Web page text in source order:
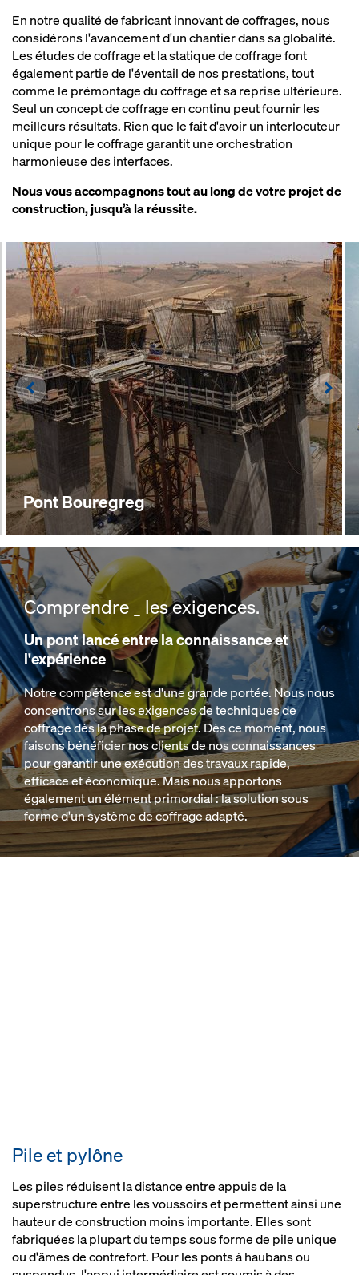
En notre qualité de fabricant innovant de coffrages, nous
considérons l'avancement d'un chantier dans sa globalité.
Les études de coffrage et la statique de coffrage font
également partie de l'éventail de nos prestations, tout
comme le prémontage du coffrage et sa reprise ultérieure.
Seul un concept de coffrage en continu peut fournir les
meilleurs résultats. Rien que le fait d'avoir un interlocuteur
unique pour le coffrage garantit une orchestration
harmonieuse des interfaces.
Nous vous accompagnons tout au long de votre projet de
construction, jusqu’à la réussite.
Pont Bouregreg
Left
Comprendre _ les exigences.
Un pont lancé entre la connaissance et
l'expérience
Notre compétence est d'une grande portée. Nous nous
concentrons sur les exigences de techniques de
coffrage dès la phase de projet. Dès ce moment, nous
faisons bénéficier nos clients de nos connaissances
pour garantir une exécution des travaux rapide,
efficace et économique. Mais nous apportons
également un élément primordial : la solution sous
forme d'un système de coffrage adapté.
Pile et pylône
Les piles réduisent la distance entre appuis de la
superstructure entre les voussoirs et permettent ainsi une
hauteur de construction moins importante. Elles sont
fabriquées la plupart du temps sous forme de pile unique
ou d'âmes de contrefort. Pour les ponts à haubans ou